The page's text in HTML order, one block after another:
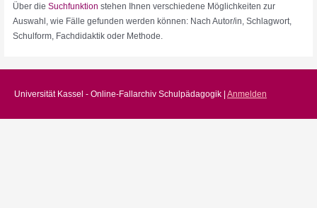
Über dieSuchfunktion stehen Ihnen verschiedene Möglichkeiten zur
Auswahl, wie Fälle gefunden werden können: Nach Autor/in, Schlagwort,
Schulform, Fachdidaktik oder Methode.
Universität Kassel - Online-Fallarchiv Schulpädagogik | Anmelden